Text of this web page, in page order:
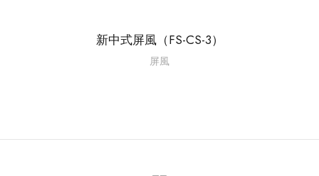
新中式屏風（FS-CS-3）
屏風